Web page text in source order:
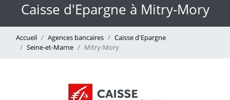
Caisse d'Epargne à Mitry-Mory
Accueil Agences bancaires
Caisse d'Epargne
Seine-et-Marne
Mitry-Mory